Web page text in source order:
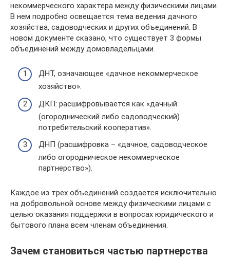
некоммерческого характера между физическими лицами.
В нем подробно освещается тема ведения дачного
хозяйства, садоводческих и других объединений. В
новом документе сказано, что существует 3 формы
объединений между домовладельцами.
ДНТ, означающее «дачное некоммерческое
хозяйство».
ДКП: расшифровывается как «дачный
(огороднический либо садоводческий)
потребительский кооператив».
ДНП (расшифровка – «дачное, садоводческое
либо огородническое некоммерческое
партнерство»).
Каждое из трех объединений создается исключительно
на добровольной основе между физическими лицами с
целью оказания поддержки в вопросах юридического и
бытового плана всем членам объединения.
Зачем становиться частью партнерства